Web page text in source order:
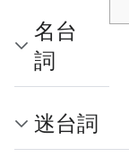
名台
詞
迷台詞